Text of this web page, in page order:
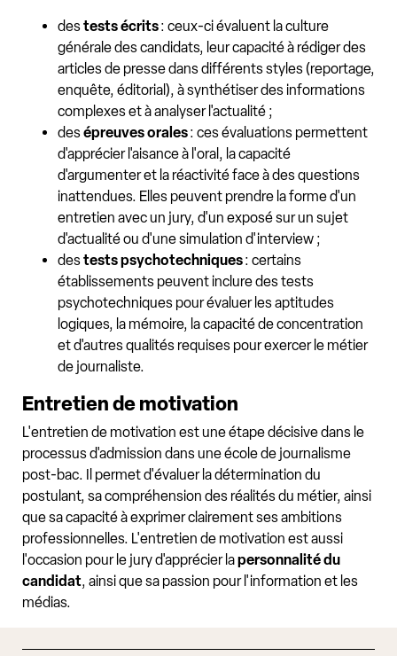
destests écrits: ceux-ci évaluent la culture
générale des candidats, leur capacité à rédiger des
articles de presse dans différents styles (reportage,
enquête, éditorial), à synthétiser des informations
complexes et à analyser l'actualité ;
desépreuves orales: ces évaluations permettent
d'apprécier l'aisance à l'oral, la capacité
d'argumenter et la réactivité face à des questions
inattendues. Elles peuvent prendre la forme d'un
entretien avec un jury, d'un exposé sur un sujet
d'actualité ou d'une simulation d'interview ;
destests psychotechniques: certains
établissements peuvent inclure des tests
psychotechniques pour évaluer les aptitudes
logiques, la mémoire, la capacité de concentration
et d'autres qualités requises pour exercer le métier
de journaliste.
Entretien de motivation
L'entretien de motivation est une étape décisive dans le
processus d'admission dans une école de journalisme
post-bac. Il permet d'évaluer la détermination du
postulant, sa compréhension des réalités du métier, ainsi
que sa capacité à exprimer clairement ses ambitions
professionnelles. L'entretien de motivation est aussi
l'occasion pour le jury d'apprécier lapersonnalité du
candidat, ainsi que sa passion pour l'information et les
médias.